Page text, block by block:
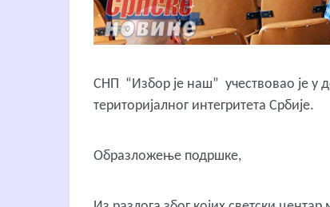
СНП “Избор је наш” учествовао је
територијалног интегритета Србије.
Образложење подршке,